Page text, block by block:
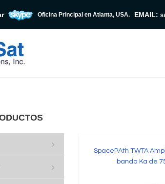
Oficina Principal en Atlanta, USA. EMAIL:
SpacePAth TWTA
banda Ka de